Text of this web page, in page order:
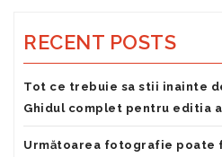
RECENT POSTS
Tot ce trebuie sa stii inainte
Ghidul complet pentru editia
Următoarea fotografie poate